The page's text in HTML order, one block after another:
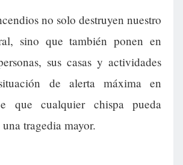
no solo destruyen nuestro
sino que también ponen en
sus casas y actividades
de alerta máxima en
que cualquier chispa pueda
tragedia mayor.